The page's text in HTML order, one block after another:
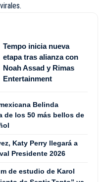
Tempo inicia nueva
etapa tras alianza con
Noah Assad y Rimas
Entertainment
Belinda
de los 50 más bellos de
Katy Perry llegará a
Presidente 2026
de estudio de Karol